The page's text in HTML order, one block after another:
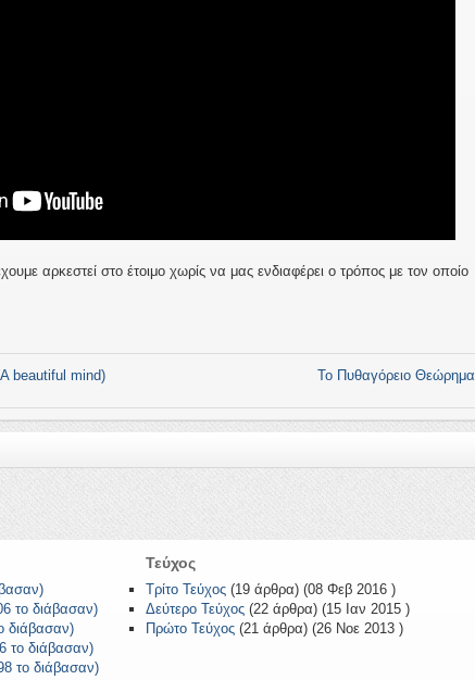
αρκεστεί στο έτοιμο χωρίς να μας ενδιαφέρει ο τρόπος με τον οποίο
beautiful mind) Το Πυθαγόρειο Θεώρημα
το διάβασαν)
διάβασαν)
το διάβασαν)
το διάβασαν)
Τεύχος
Τρίτο Τεύχος (19 άρθρα) (08 Φεβ 2016 )
Δεύτερο Τεύχος (22 άρθρα) (15 Ιαν 2015 )
Πρώτο Τεύχος (21 άρθρα) (26 Νοε 2013 )